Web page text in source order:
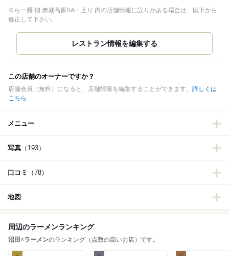
※らー麺 畑 赤城高原SA・上り 内の店舗情報に誤りがある場合は、以下から
修正して下さい。
この店舗のオーナーですか？
店舗会員（無料）になると、店舗情報を編集することができます。 詳しくは
こちら
メニュー
写真 （193）
口コミ （78）
地図
周辺のラーメンランキング
沼田 ×ラーメンのランキング（点数の高いお店）です。